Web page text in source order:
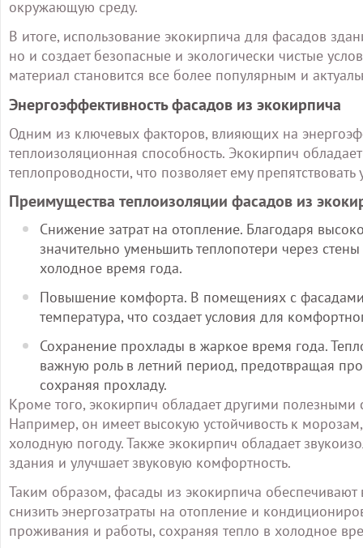
окружающую среду.
В итоге, использование экокирпича для фасадов
но и создает безопасные и экологически чистые
материал становится все более популярным и
Энергоэффективность фасадов из экокирпича
Одним из ключевых факторов, влияющих на
теплоизоляционная способность. Экокирпич
теплопроводности, что позволяет ему
Преимущества теплоизоляции фасадов из
Снижение затрат на отопление. Благодаря
значительно уменьшить теплопотери через
холодное время года.
Повышение комфорта. В помещениях с
температура, что создает условия для
Сохранение прохлады в жаркое время года.
важную роль в летний период, предотвращая
сохраняя прохладу.
Кроме того, экокирпич обладает другими
Например, он имеет высокую устойчивость к
холодную погоду. Также экокирпич обладает
здания и улучшает звуковую комфортность.
Таким образом, фасады из экокирпича
снизить энергозатраты на отопление и
проживания и работы, сохраняя тепло в холодное